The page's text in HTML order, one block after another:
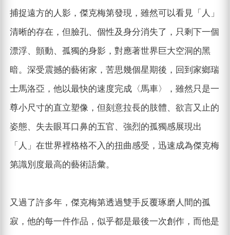
捕捉遠方的人影，傑克梅第發現，雖然可以看見「人」
清晰的存在，但臉孔、個性及身分消失了，只剩下一個
漂浮、顫動、孤獨的身影，對應著世界巨大空洞的黑
暗。深受震撼的藝術家，苦思幾個星期後，回到家鄉瑞
士馬洛亞，他以最快的速度完成〈馬車〉，雖然只是一
尊小尺寸的直立塑像，但刻意拉長的肢體、欲言又止的
姿態、失去眼耳口鼻的五官、強烈的孤獨感展現出
「人」在世界裡格格不入的扭曲感受，迅速成為傑克梅
第識別度最高的藝術語彙。
又過了許多年，傑克梅第透過雙手反覆琢磨人間的孤
寂，他的每一件作品，似乎都是最後一次創作，而他是